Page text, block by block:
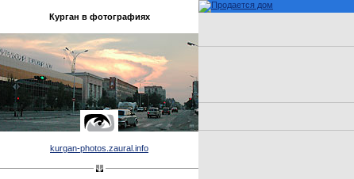
Курган в фотографиях
kurgan-photos.zaural.info